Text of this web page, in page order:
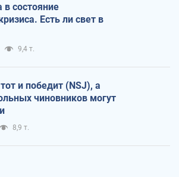
в состояние
Есть ли свет в
9,4 т.
и победит (NSJ), а
чиновников могут
8,9 т.